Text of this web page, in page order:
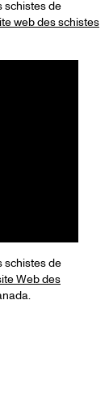
schistes de
web des schistes
schistes de
Web des